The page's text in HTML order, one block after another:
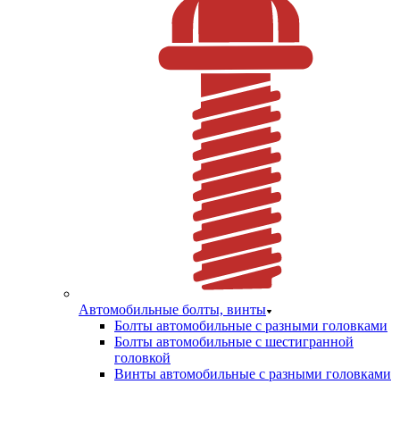
Автомобильные болты, винты
Болты автомобильные с разными головками
Болты автомобильные с шестигранной
головкой
Винты автомобильные с разными головками